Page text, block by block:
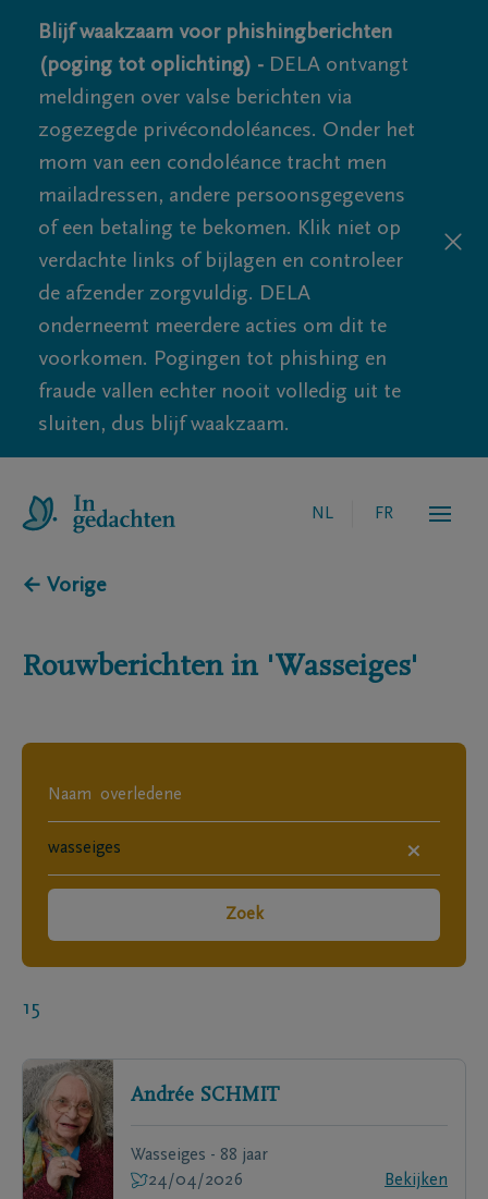
Blijf waakzaam voor phishingberichten
(poging tot oplichting) - DELA ontvangt
meldingen over valse berichten via
zogezegde privécondoléances. Onder het
mom van een condoléance tracht men
mailadressen, andere persoonsgegevens
of een betaling te bekomen. Klik niet op
verdachte links of bijlagen en controleer
de afzender zorgvuldig. DELA
onderneemt meerdere acties om dit te
voorkomen. Pogingen tot phishing en
fraude vallen echter nooit volledig uit te
sluiten, dus blijf waakzaam.
NL FR
← Vorige
Rouwberichten in 'Wasseiges'
×
Zoek
15
Andrée SCHMIT
Wasseiges - 88 jaar
24/04/2026
Bekijken